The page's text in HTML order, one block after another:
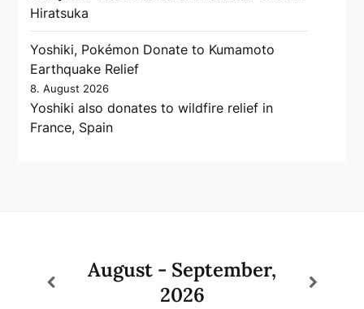
Hiratsuka
Yoshiki, Pokémon Donate to Kumamoto
Earthquake Relief
8. August 2026
Yoshiki also donates to wildfire relief in
France, Spain
August - September,
2026